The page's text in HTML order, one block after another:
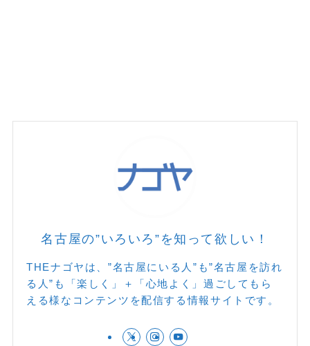
名古屋の”いろいろ”を知って欲しい！
THEナゴヤは、”名古屋にいる人”も”名古屋を訪れ
る人”も「楽しく」＋「心地よく」過ごしてもら
える様なコンテンツを配信する情報サイトです。